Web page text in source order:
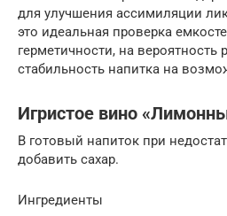
для улучшения ассимиляции
это идеальная проверка
герметичности, на вероятность
стабильность напитка на
Игристое вино
В готовый напиток при
добавить сахар.
Ингредиенты